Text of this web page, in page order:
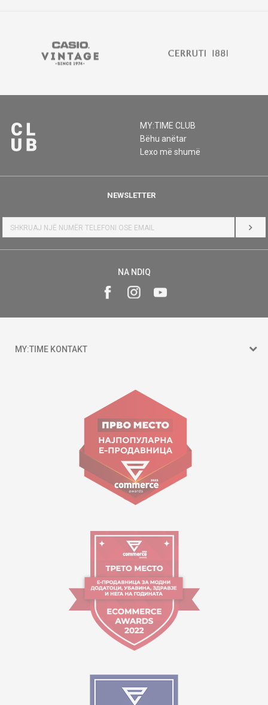
MY:TIME CLUB
Bëhu anëtar
Lexo më shumë
NEWSLETTER
HYR
NA NDIQ
MY:TIME KONTAKT
Goce Nikolovski 74 Shkup
contact@mytime.mk
Orari i punës:
09:00 - 17:00